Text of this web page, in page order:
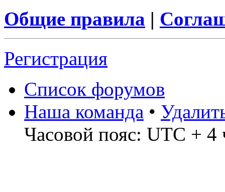
Общие правила |
Регистрация
Список форумов
Наша команда •
Часовой пояс: UTC + 4